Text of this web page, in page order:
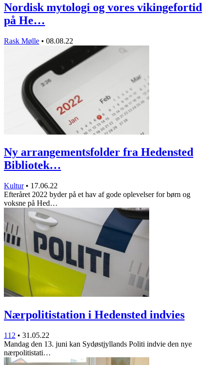
Nordisk mytologi og vores vikingefortid
på He…
Rask Mølle • 08.08.22
Ny arrangementsfolder fra Hedensted
Bibliotek…
Kultur • 17.06.22
Efteråret 2022 byder på et hav af gode oplevelser for børn og
voksne på Hed…
Nærpolitistation i Hedensted indvies
112 • 31.05.22
Mandag den 13. juni kan Sydøstjyllands Politi indvie den nye
nærpolitistati…